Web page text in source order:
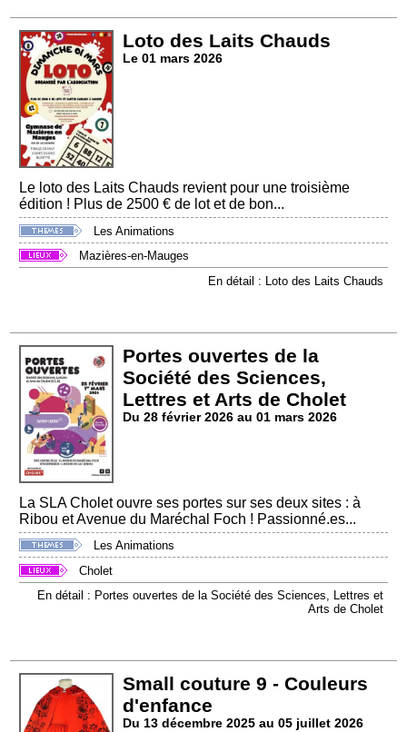
Loto des Laits Chauds
Le 01 mars 2026
Le loto des Laits Chauds revient pour une troisième
édition ! Plus de 2500 € de lot et de bon...
Les Animations
Mazières-en-Mauges
En détail : Loto des Laits Chauds
Portes ouvertes de la
Société des Sciences,
Lettres et Arts de Cholet
Du 28 février 2026 au 01 mars 2026
La SLA Cholet ouvre ses portes sur ses deux sites : à
Ribou et Avenue du Maréchal Foch ! Passionné.es...
Les Animations
Cholet
En détail : Portes ouvertes de la Société des Sciences, Lettres et
Arts de Cholet
Small couture 9 - Couleurs
d'enfance
Du 13 décembre 2025 au 05 juillet 2026